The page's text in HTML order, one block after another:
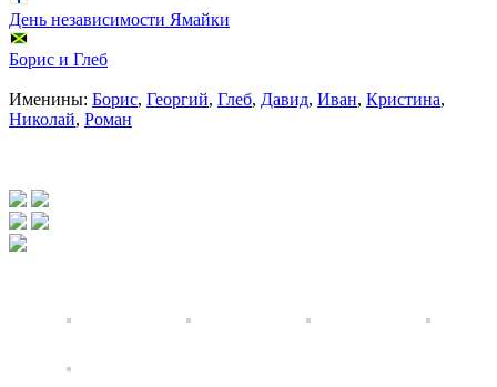
День независимости Ямайки
Борис и Глеб
Именины: Борис, Георгий, Глеб, Давид, Иван, Кристина,
Николай, Роман